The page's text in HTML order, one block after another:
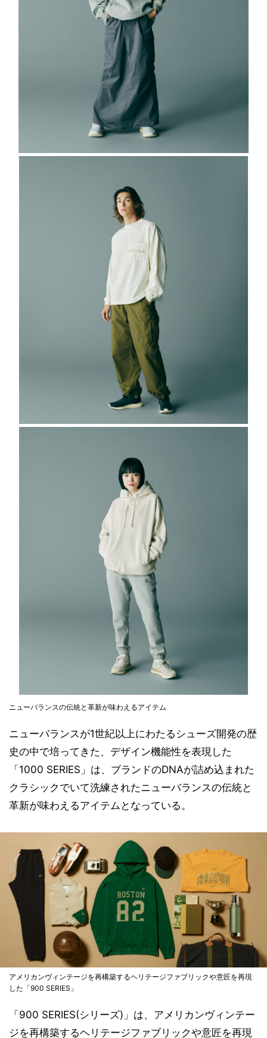
ニューバランスの伝統と革新が味わえるアイテム
ニューバランスが1世紀以上にわたるシューズ開発の歴
史の中で培ってきた、デザイン機能性を表現した
「1000 SERIES」は、ブランドのDNAが詰め込まれた
クラシックでいて洗練されたニューバランスの伝統と
革新が味わえるアイテムとなっている。
アメリカンヴィンテージを再構築するヘリテージファブリックや意匠を再現
した「900 SERIES」
「900 SERIES(シリーズ)」は、アメリカンヴィンテー
ジを再構築するヘリテージファブリックや意匠を再現